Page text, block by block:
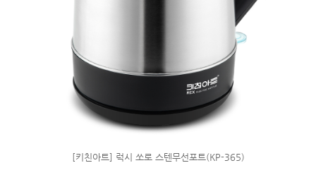
[키친아트] 럭시 쏘로 스텐무선포트(KP-365)